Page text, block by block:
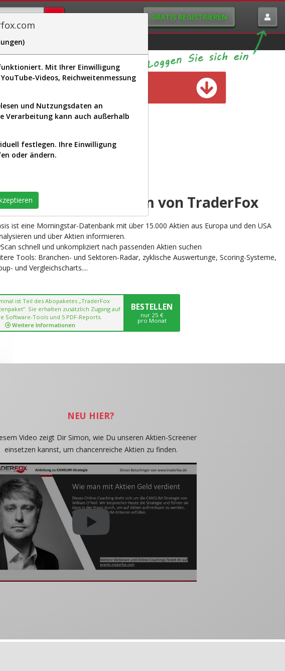
GRATIS REGISTRIEREN
Kunden verfügbar
TERMINAL
Plattform von TraderFox
ist eine Morningstar-Datenbank mit über 15.000 Aktien aus Europa und den USA
und über Aktien informieren.
schnell und unkompliziert nach passenden Aktien suchen
Tools: Branchen- und Sektoren-Radar, zyklische Auswertunge, Scoring-Systeme,
und Vergleichscharts....
ist Teil des Abopaketes „TraderFox
Sie erhalten zusätzlich Zugang auf
Software-Tools und 5 PDF-Reports.
Weitere Informationen
BESTELLEN
nur 25 €
pro Monat
NEU HIER?
Video zeigt Dir Simon, wie Du unseren Aktien-Screener
einsetzen kannst, um chancenreiche Aktien zu finden.
Mit Ihrer Einwilligung
Videos, Reichweitenmessung
und Nutzungsdaten an
Verarbeitung kann auch außerhalb
festlegen. Ihre Einwilligung
oder ändern.